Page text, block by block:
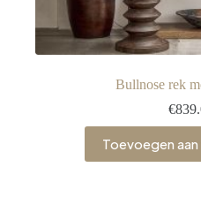
Bullnose rek
€
Toevoegen